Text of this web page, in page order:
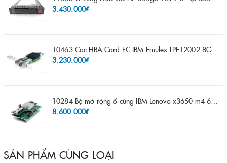
3.430.000₫
3.230.000₫
8.600.000₫
SẢN PHẨM CÙNG LOẠI